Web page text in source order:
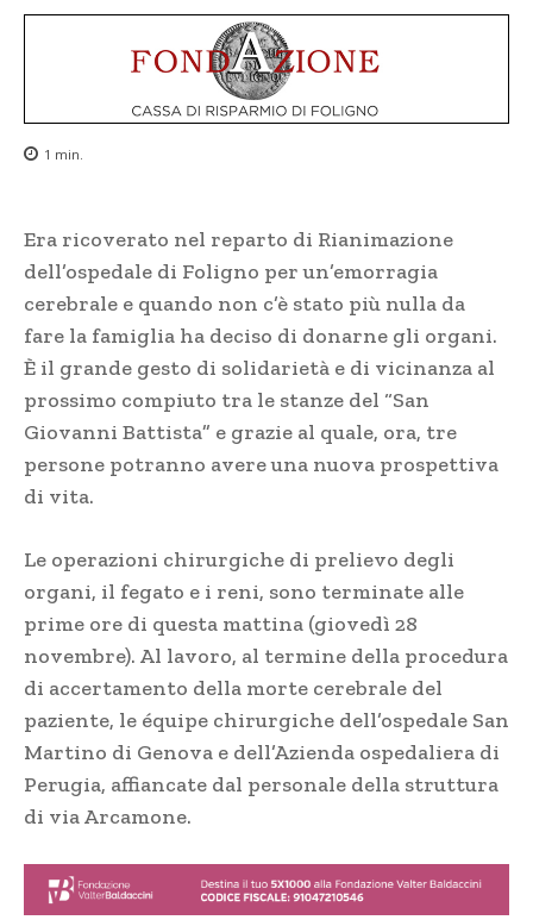
1 min.
Era ricoverato nel reparto di Rianimazione
dell’ospedale di Foligno per un’emorragia
cerebrale e quando non c’è stato più nulla da
fare la famiglia ha deciso di donarne gli organi.
È il grande gesto di solidarietà e di vicinanza al
prossimo compiuto tra le stanze del “San
Giovanni Battista” e grazie al quale, ora, tre
persone potranno avere una nuova prospettiva
di vita.
Le operazioni chirurgiche di prelievo degli
organi, il fegato e i reni, sono terminate alle
prime ore di questa mattina (giovedì 28
novembre). Al lavoro, al termine della procedura
di accertamento della morte cerebrale del
paziente, le équipe chirurgiche dell’ospedale San
Martino di Genova e dell’Azienda ospedaliera di
Perugia, affiancate dal personale della struttura
di via Arcamone.